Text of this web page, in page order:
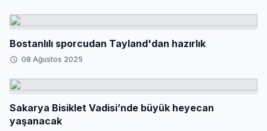
Bostanlılı sporcudan Tayland'dan hazırlık
08 Ağustos 2025
Sakarya Bisiklet Vadisi’nde büyük heyecan
yaşanacak